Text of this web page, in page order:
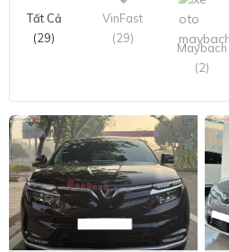
Tất Cả
(29)
VinFast
(29)
Maybach
(2)